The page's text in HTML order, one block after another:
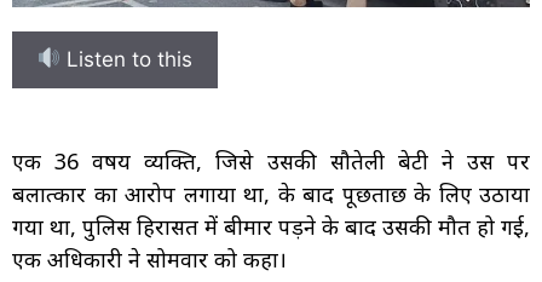
Listen to this
एक 36 वर्षीय व्यक्ति, जिसे उसकी सौतेली बेटी ने उस पर
बलात्कार का आरोप लगाया था, के बाद पूछताछ के लिए उठाया
गया था, पुलिस हिरासत में बीमार पड़ने के बाद उसकी मौत हो गई,
एक अधिकारी ने सोमवार को कहा।